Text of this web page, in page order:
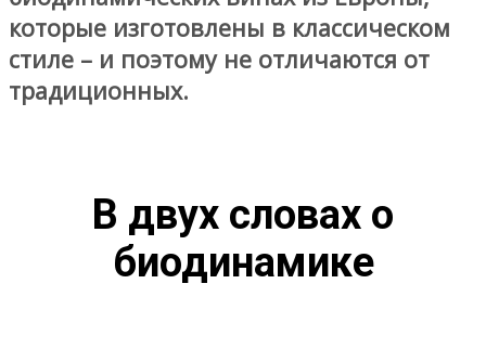
которые изготовлены в классическом
стиле – и поэтому не отличаются от
традиционных.
В двух словах о
биодинамике